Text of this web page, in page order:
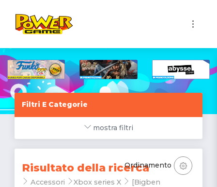
Filtri E Categorie
mostra filtri
Risultato della ricerca
Accessori Xbox series X
[Bigben
Ordinamento